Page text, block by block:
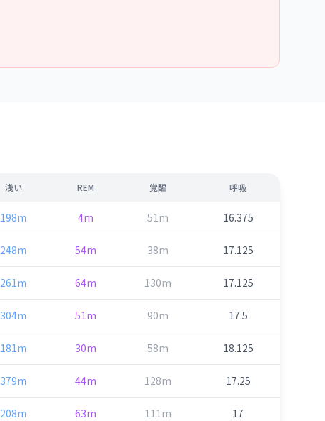
浅い REM 覚醒 呼吸
198m 4m 51m 16.375
248m 54m 38m 17.125
261m 64m 130m 17.125
304m 51m 90m 17.5
181m 30m 58m 18.125
379m 44m 128m 17.25
208m 63m 111m 17